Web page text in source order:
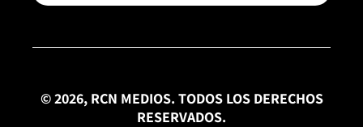
© 2026, RCN MEDIOS. TODOS LOS DERECHOS
RESERVADOS.